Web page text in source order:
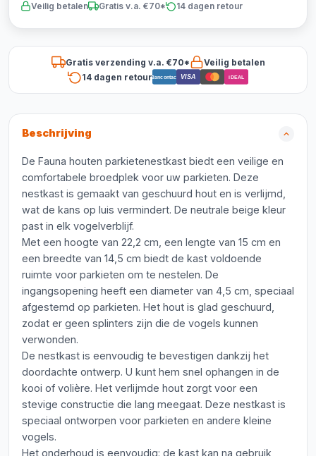
Veilig betalen Gratis v.a. €70* 14 dagen retour
Gratis verzending v.a. €70*
Veilig betalen
14 dagen retourBancontact VISA iDEAL
Beschrijving
De Fauna houten parkietenestkast biedt een veilige en
comfortabele broedplek voor uw parkieten. Deze
nestkast is gemaakt van geschuurd hout en is verlijmd,
wat de kans op luis vermindert. De neutrale beige kleur
past in elk vogelverblijf.
Met een hoogte van 22,2 cm, een lengte van 15 cm en
een breedte van 14,5 cm biedt de kast voldoende
ruimte voor parkieten om te nestelen. De
ingangsopening heeft een diameter van 4,5 cm, speciaal
afgestemd op parkieten. Het hout is glad geschuurd,
zodat er geen splinters zijn die de vogels kunnen
verwonden.
De nestkast is eenvoudig te bevestigen dankzij het
doordachte ontwerp. U kunt hem snel ophangen in de
kooi of volière. Het verlijmde hout zorgt voor een
stevige constructie die lang meegaat. Deze nestkast is
speciaal ontworpen voor parkieten en andere kleine
vogels.
Het onderhoud is eenvoudig: de kast kan na gebruik